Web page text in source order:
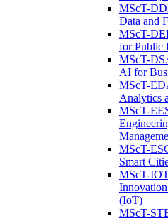
MScT-
Data and
MScT-
for Public
MScT-
AI for
MScT-
Analytics
MScT-
MScT-
Smart
MScT-
(IoT)
MScT-